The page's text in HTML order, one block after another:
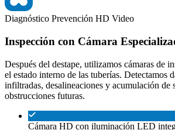
Diagnóstico Prevención HD Video
Inspección con Cámara
Después del destape, utilizamos cámaras de
el estado interno de las tuberías. Detectamos
infiltradas, desalineaciones y acumulación de
obstrucciones futuras.
Cámara HD con iluminación LED